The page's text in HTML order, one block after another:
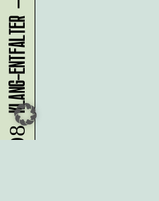
08.08.